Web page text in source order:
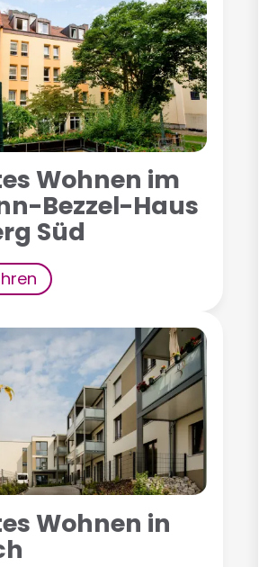
Wohnen im
Bezzel-Haus
Süd
Wohnen in